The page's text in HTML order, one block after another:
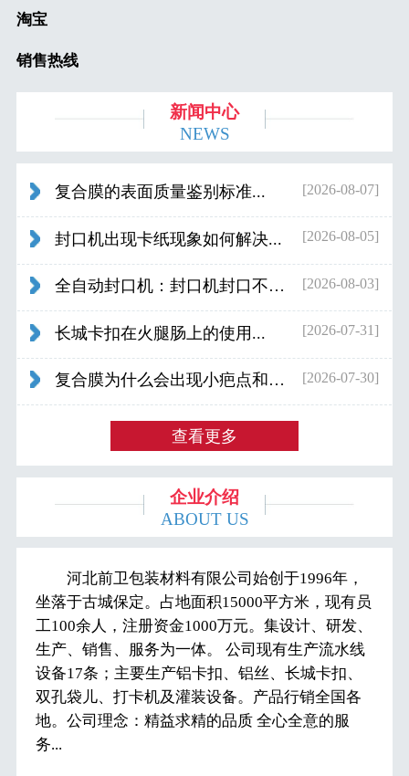
淘宝
销售热线
新闻中心
NEWS
复合膜的表面质量鉴别标准... [2026-08-07]
封口机出现卡纸现象如何解决... [2026-08-05]
全自动封口机：封口机封口不好应检查什... [2026-08-03]
长城卡扣在火腿肠上的使用... [2026-07-31]
复合膜为什么会出现小疤点和波浪纹... [2026-07-30]
查看更多
企业介绍
ABOUT US
河北前卫包装材料有限公司始创于1996年，
坐落于古城保定。占地面积15000平方米，现有员
工100余人，注册资金1000万元。集设计、研发、
生产、销售、服务为一体。 公司现有生产流水线
设备17条；主要生产铝卡扣、铝丝、长城卡扣、
双孔袋儿、打卡机及灌装设备。产品行销全国各
地。公司理念：精益求精的品质 全心全意的服
务...